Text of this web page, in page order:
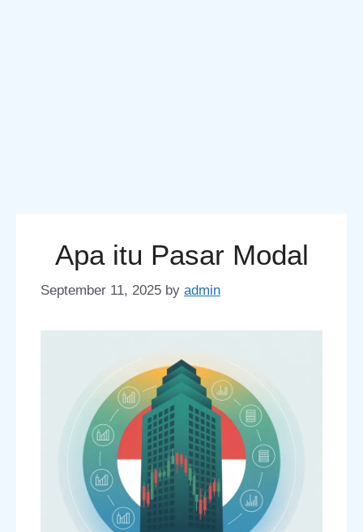
Apa itu Pasar Modal
September 11, 2025 by admin